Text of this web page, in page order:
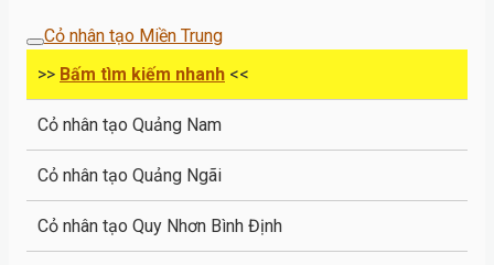
Cỏ nhân tạo Miền Trung
>> Bấm tìm kiếm nhanh <<
Cỏ nhân tạo Quảng Nam
Cỏ nhân tạo Quảng Ngãi
Cỏ nhân tạo Quy Nhơn Bình Định